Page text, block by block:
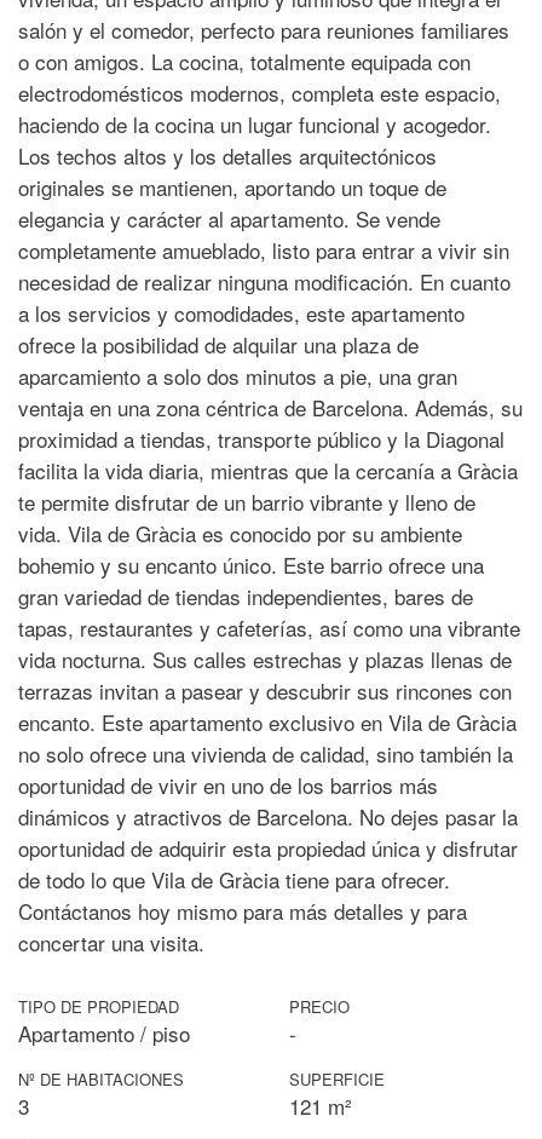
salón y el comedor, perfecto para reuniones familiares
o con amigos. La cocina, totalmente equipada con
electrodomésticos modernos, completa este espacio,
haciendo de la cocina un lugar funcional y acogedor.
Los techos altos y los detalles arquitectónicos
originales se mantienen, aportando un toque de
elegancia y carácter al apartamento. Se vende
completamente amueblado, listo para entrar a vivir sin
necesidad de realizar ninguna modificación. En cuanto
a los servicios y comodidades, este apartamento
ofrece la posibilidad de alquilar una plaza de
aparcamiento a solo dos minutos a pie, una gran
ventaja en una zona céntrica de Barcelona. Además, su
proximidad a tiendas, transporte público y la Diagonal
facilita la vida diaria, mientras que la cercanía a Gràcia
te permite disfrutar de un barrio vibrante y lleno de
vida. Vila de Gràcia es conocido por su ambiente
bohemio y su encanto único. Este barrio ofrece una
gran variedad de tiendas independientes, bares de
tapas, restaurantes y cafeterías, así como una vibrante
vida nocturna. Sus calles estrechas y plazas llenas de
terrazas invitan a pasear y descubrir sus rincones con
encanto. Este apartamento exclusivo en Vila de Gràcia
no solo ofrece una vivienda de calidad, sino también la
oportunidad de vivir en uno de los barrios más
dinámicos y atractivos de Barcelona. No dejes pasar la
oportunidad de adquirir esta propiedad única y disfrutar
de todo lo que Vila de Gràcia tiene para ofrecer.
Contáctanos hoy mismo para más detalles y para
concertar una visita.
TIPO DE PROPIEDAD
Apartamento / piso
PRECIO
-
Nº DE HABITACIONES
3
SUPERFICIE
121 m²